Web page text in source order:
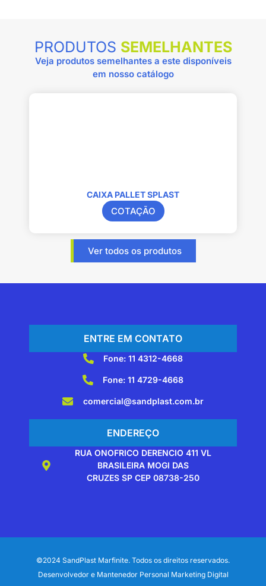
PRODUTOS SEMELHANTES
Veja produtos semelhantes a este disponíveis
em nosso catálogo
CAIXA PALLET SPLAST
COTAÇÃO
Ver todos os produtos
ENTRE EM CONTATO
Fone: 11 4312-4668
Fone: 11 4729-4668
comercial@sandplast.com.br
ENDEREÇO
RUA ONOFRICO DERENCIO 411 VL
BRASILEIRA MOGI DAS
CRUZES SP CEP 08738-250
©2024 SandPlast Marfinite. Todos os direitos reservados.
Desenvolvedor e Mantenedor Personal Marketing Digital